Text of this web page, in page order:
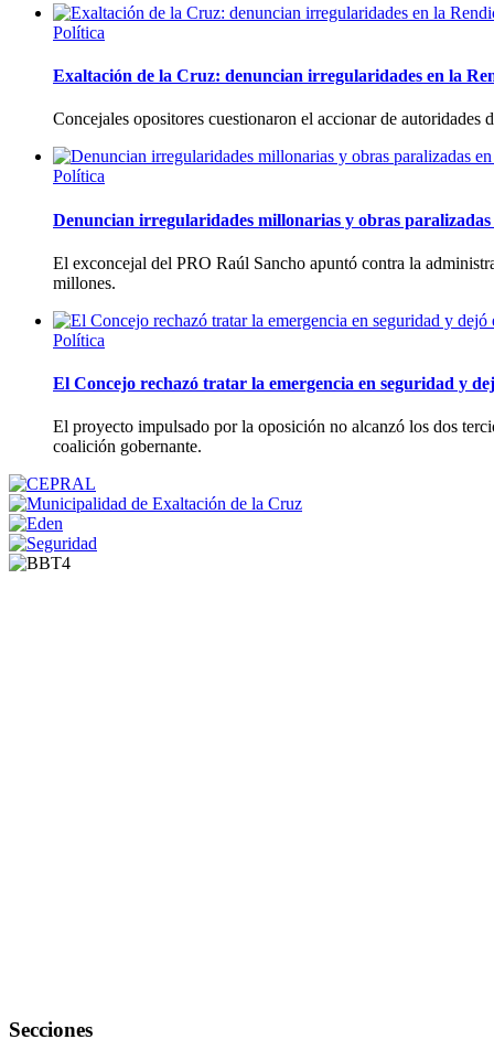
Política
Exaltación de la Cruz: denuncian irregularidades en la
Concejales opositores cuestionaron el accionar de
Política
Denuncian irregularidades millonarias y obras paralizadas
El exconcejal del PRO Raúl Sancho apuntó contra la
millones.
Política
El Concejo rechazó tratar la emergencia en seguridad y
El proyecto impulsado por la oposición no alcanzó los dos
coalición gobernante.
Secciones